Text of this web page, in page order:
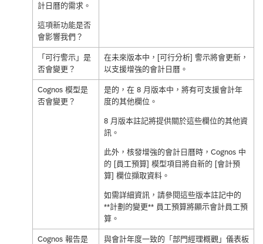
計日曆的需求。
這項新功能是否
會影響我們？
「可行警示」是
否會變更？
在未來版本中，[可行分析] 警示將會更新，
以支援增強的會計日曆。
Cognos 模型是
否會變更？
是的，在 8 月版本中，將有可支援會計年
度的其他欄位。
8 月版本註記將提供關於這些欄位的其他資
訊。
此外，核發增強的會計日曆時，Cognos 中
的 [員工預算] 模型項目將自新的 [會計預
算] 欄位擷取資料。
如需詳細資訊，請參閱這些版本註記中的
**計劃的變更** 員工預算將顯示會計員工預
算。
Cognos 報告是
與會計年度一致的「部門經理概觀」儀表板